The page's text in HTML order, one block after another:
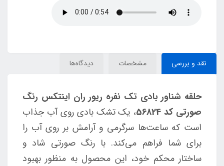
نقد و بررسی مشخصات دیدگاه‌ها
حلقه شناور بادی تک نفره ریور ران اینتکس رنگ
صورتی کد 56824
، یک تشک بادی روی آب جذاب
است که ساعت‌ها سرگرمی و آرامش بر روی آب را
برای شما فراهم می‌کند. با رنگ صورتی شاد و
ساختار محکم خود، این محصول به منظور بهبود